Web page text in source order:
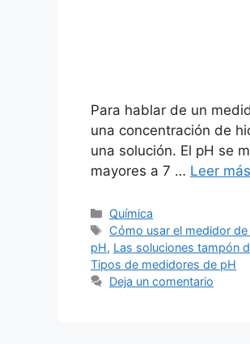
Para hablar de un
una concentración de
una solución. El pH se
mayores a 7 … Leer más
Categorías
Química
Etiquetas
Cómo usar el medidor de
pH, Las soluciones tampón
Tipos de medidores de pH
Deja un comentario